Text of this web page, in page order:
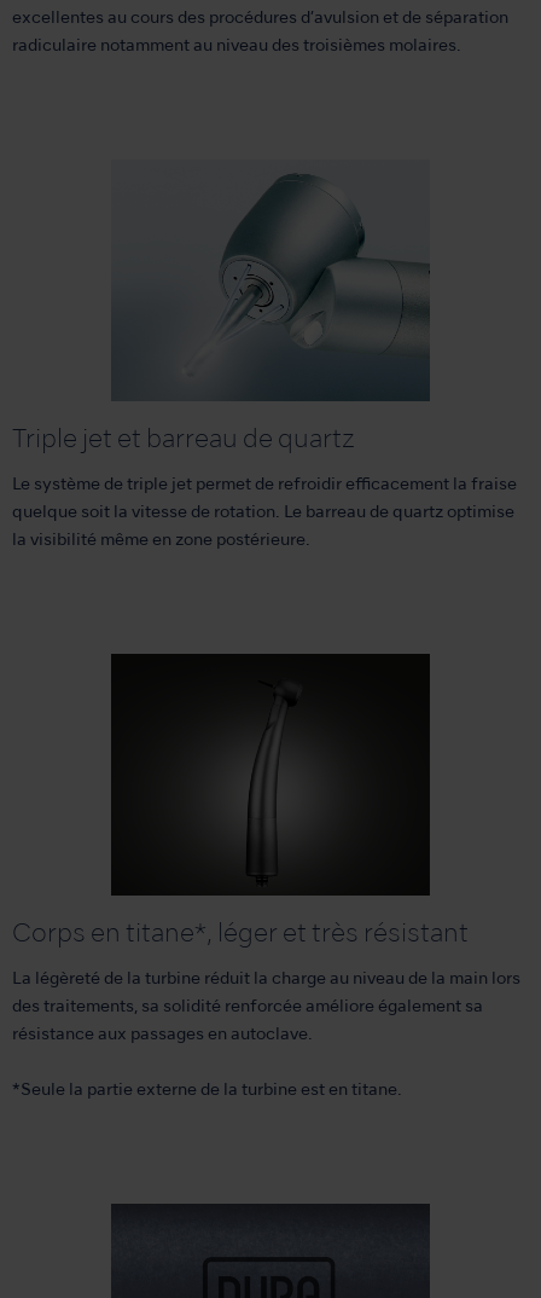
excellentes au cours des procédures d’avulsion et de séparation
radiculaire notamment au niveau des troisièmes molaires.
Triple jet et barreau de quartz
Le système de triple jet permet de refroidir efficacement la fraise
quelque soit la vitesse de rotation. Le barreau de quartz optimise
la visibilité même en zone postérieure.
Corps en titane*, léger et très résistant
La légèreté de la turbine réduit la charge au niveau de la main lors
des traitements, sa solidité renforcée améliore également sa
résistance aux passages en autoclave.
*Seule la partie externe de la turbine est en titane.